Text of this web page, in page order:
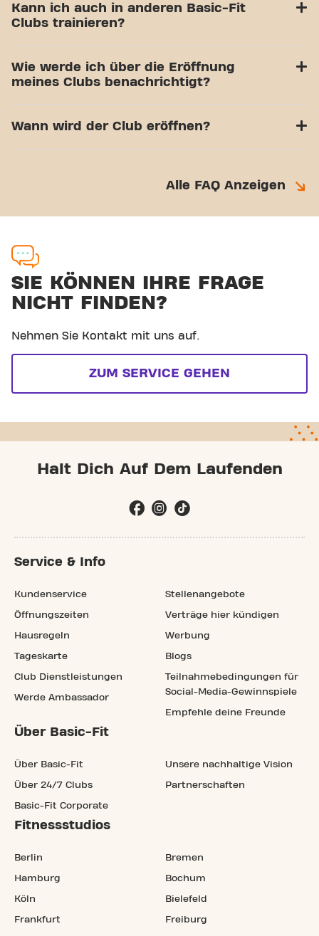
Kann ich auch in anderen Basic-Fit
Clubs trainieren?
Wie werde ich über die Eröffnung
meines Clubs benachrichtigt?
Wann wird der Club eröffnen?
Alle FAQ Anzeigen
SIE KÖNNEN IHRE FRAGE
NICHT FINDEN?
Nehmen Sie Kontakt mit uns auf.
ZUM SERVICE GEHEN
Halt Dich Auf Dem Laufenden
Service & Info
Kundenservice
Öffnungszeiten
Hausregeln
Tageskarte
Club Dienstleistungen
Werde Ambassador
Stellenangebote
Verträge hier kündigen
Werbung
Blogs
Teilnahmebedingungen für
Social-Media-Gewinnspiele
Empfehle deine Freunde
Über Basic-Fit
Über Basic-Fit
Über 24/7 Clubs
Basic-Fit Corporate
Unsere nachhaltige Vision
Partnerschaften
Fitnessstudios
Berlin
Hamburg
Köln
Frankfurt
Bremen
Bochum
Bielefeld
Freiburg